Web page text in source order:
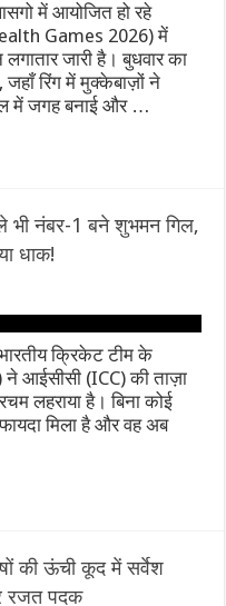
में आयोजित हो रहे
Games 2026) में
लगातार जारी है। बुधवार का
जहाँ रिंग में मुक्केबाज़ों ने
में जगह बनाई और …
भी नंबर-1 बने शुभमन गिल,
धाक!
क्रिकेट टीम के
आईसीसी (ICC) की ताज़ा
लहराया है। बिना कोई
मिला है और वह अब
की ऊंची कूद में सर्वेश
रजत पदक